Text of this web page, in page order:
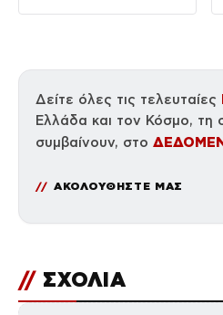
Δείτε όλες τις τελευταίες
Ελλάδα και τον Κόσμο, τη
συμβαίνουν, στο
ΑΚΟΛΟΥΘΗΣΤΕ ΜΑΣ
// ΣΧΟΛΙΑ